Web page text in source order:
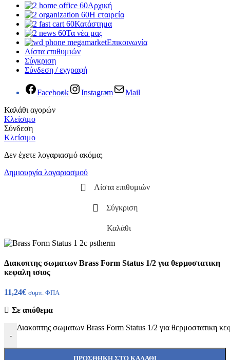
Αρχική
Η εταιρεία
Κατάστημα
Τα νέα μας
Επικοινωνία
Λίστα επιθυμιών
Σύγκριση
Σύνδεση / εγγραφή
Facebook Instagram
Mail
Καλάθι αγορών
Κλείσιμο
Σύνδεση
Κλείσιμο
Δεν έχετε λογαριασμό ακόμα;
Δημιουργία λογαριασμού
Λίστα επιθυμιών
Σύγκριση
Καλάθι
Διακοπτης σωματων Brass Form Status 1/2 για θερμοστατικη
κεφαλη ισιος
11,24€ συμπ. ΦΠΑ
Σε απόθεμα
-
Διακοπτης σωματων Brass Form Status 1/2 για θερμοστατικη
ΠΡΟΣΘΉΚΗ ΣΤΟ ΚΑΛΆΘΙ